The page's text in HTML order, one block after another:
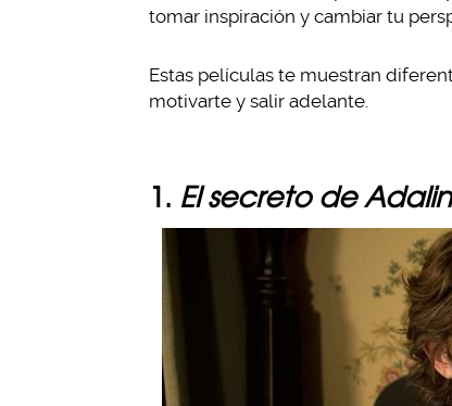
tomar inspiración y cambiar tu
Estas películas te muestran
motivarte y salir adelante.
1. El secreto de